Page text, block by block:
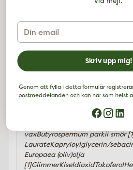
Din
email
Skriv upp mig!
Genom att fylla i detta formulär
postmeddelanden och kan när som helst
lämnar läpparna sammetslen
från torrhet.
Applicera läppbalsamet direkt
Ingredienser:
Ricinus communis fröoljarhus
Amygdalus Dulcis (sötmandel)
vaxButyrospermum parkii smör
LaurateKapryloylglycerin/
Europaea (oliv)olja